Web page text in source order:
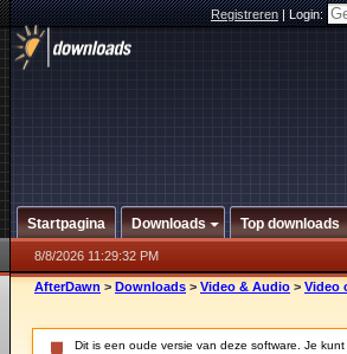
Registreren|Login:
Startpagina Downloads Top downloads
8/8/2026 11:29:32 PM
AfterDawn > Downloads > Video & Audio > Video
Dit is een oude versie van deze software. Je kunt